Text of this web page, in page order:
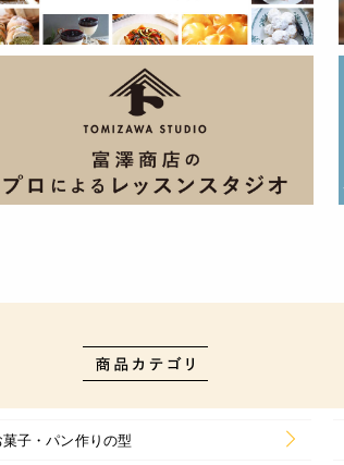
菓子・パン作りの型